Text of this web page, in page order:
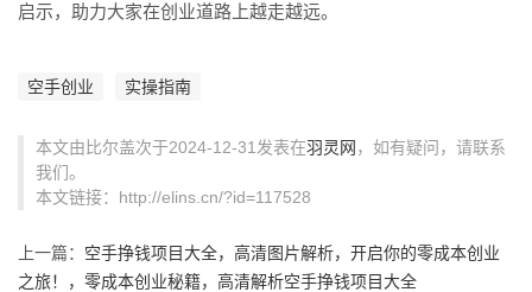
启示，助力大家在创业道路上越走越远。
空手创业 实操指南
本文由比尔盖次于2024-12-31发表在羽灵网 ，如有疑问，请联系
我们。
本文链接：http://elins.cn/?id=117528
上一篇： 空手挣钱项目大全，高清图片解析，开启你的零成本创业
之旅！，零成本创业秘籍，高清解析空手挣钱项目大全